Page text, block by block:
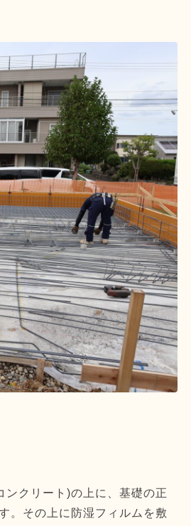
ンクリート)の上に、基礎の正
。その上に防湿フィルムを敷